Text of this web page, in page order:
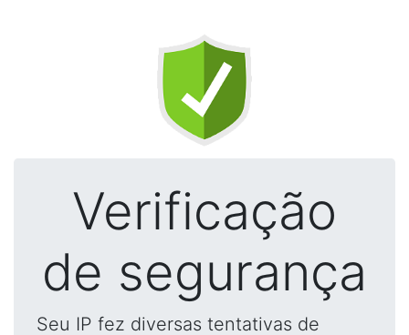
Verificação
de segurança
Seu IP fez diversas tentativas de